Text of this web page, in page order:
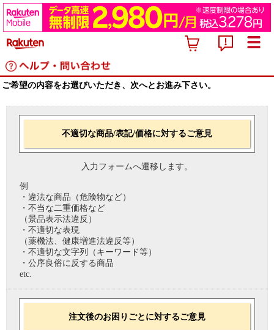
ご希望の内容をお選びいただき、次へとお進み下さい。
不適切な商品/表記/価格に対するご意見
入力フォームへ遷移します。
例
・違法な商品（危険物など）
・不当な二重価格など
（景品表示法違反）
・不適切な表現
（薬機法、健康増進法違反等）
・不適切な文字列（キーワード等）
・公序良俗に反する商品
etc.
注文後のお困りごとに対するご意見